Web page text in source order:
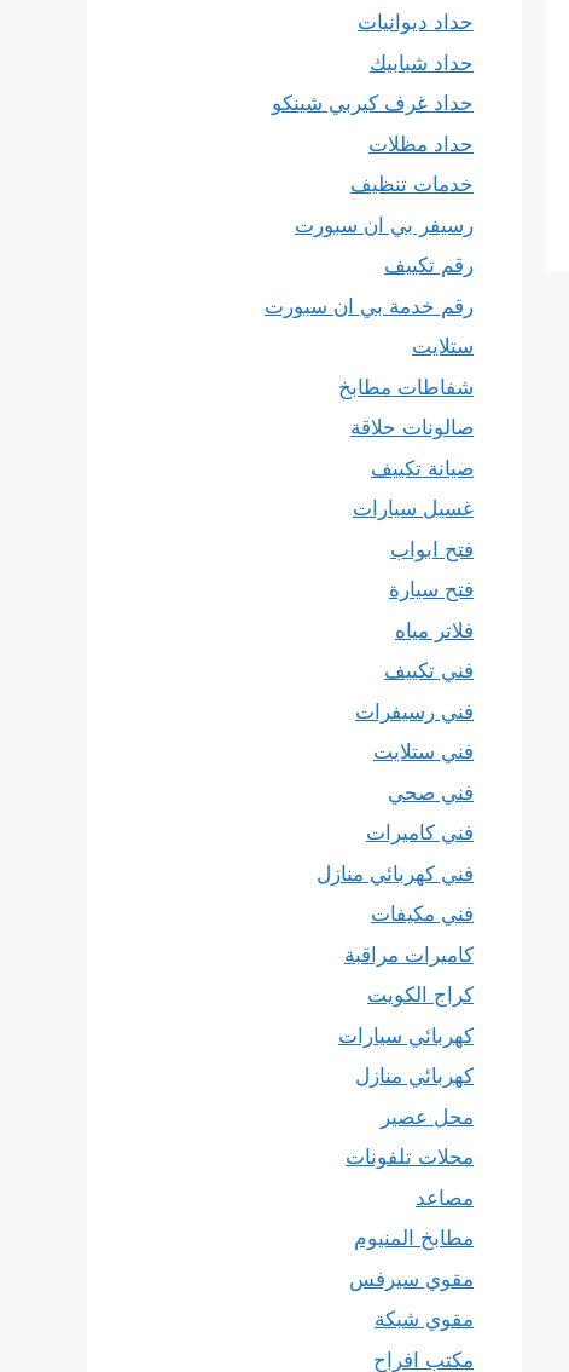
حداد ديوانيات
حداد شبابيك
حداد غرف كيربي شينكو
حداد مظلات
خدمات تنظيف
رسيفر بي ان سبورت
رقم تكييف
رقم خدمة بي ان سبورت
ستلايت
شفاطات مطابخ
صالونات حلاقة
صيانة تكييف
غسيل سيارات
فتح ابواب
فتح سيارة
فلاتر مياه
فني تكييف
فني رسيفرات
فني ستلايت
فني صحي
فني كاميرات
فني كهربائي منازل
فني مكيفات
كاميرات مراقبة
كراج الكويت
كهربائي سيارات
كهربائي منازل
محل عصير
محلات تلفونات
مصاعد
مطابخ المنيوم
مقوي سيرفس
مقوي شبكة
مكتب افراح